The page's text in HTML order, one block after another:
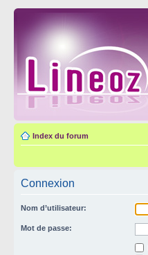
Index du forum
Connexion
Nom d’utilisateur:
Mot de passe: